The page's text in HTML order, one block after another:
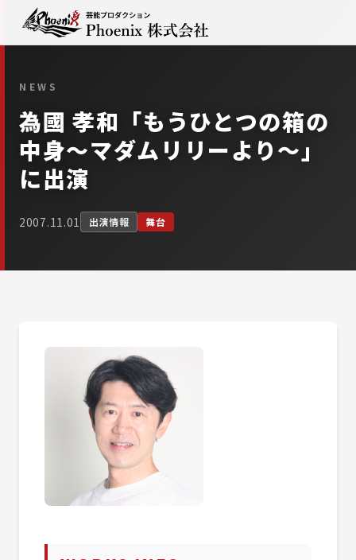
NEWS
為國 孝和「もうひとつの箱の
中身〜マダムリリーより〜」
に出演
2007.11.01 出演情報 舞台